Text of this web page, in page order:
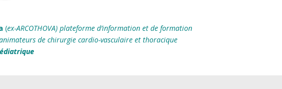
(ex-ARCOTHOVA) plateforme d’information et de formation
de chirurgie cardio-vasculaire et thoracique